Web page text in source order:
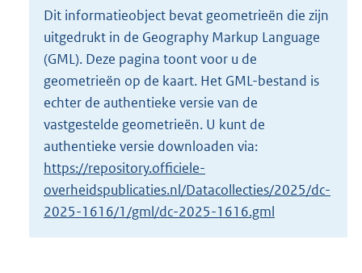
o
t
t
e
2
K
b
Dit informatieobject bevat geometrieën die zijn
uitgedrukt in de Geography Markup Language
(GML). Deze pagina toont voor u de
geometrieën op de kaart. Het GML-bestand is
echter de authentieke versie van de
vastgestelde geometrieën. U kunt de
authentieke versie downloaden via:
https://repository.officiele-
overheidspublicaties.nl/Datacollecties/2025/dc-
2025-1616/1/gml/dc-2025-1616.gml